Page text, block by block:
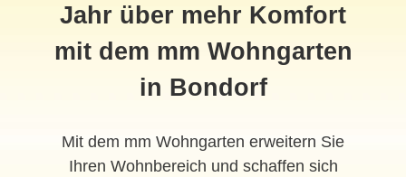
Jahr über mehr Komfort
mit dem mm Wohngarten
in Bondorf
Mit dem mm Wohngarten erweitern Sie
Ihren Wohnbereich und schaffen sich